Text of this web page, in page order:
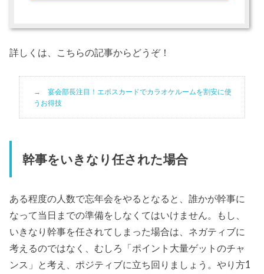
詳しくは、こちらの記事からどうぞ！
宴会部長注目！エポスカードでカラオケルームを割安に使
うお得技
幹事をいきなり任された場合
ある程度の人数で忘年会をやるとなると、誰かが幹事に
なって当日までの準備をしなくてはいけません。もし、
いきなり幹事を任されてしまった場合は、ネガティブに
考えるのではなく、むしろ「ポイント大量ゲットのチャ
ンス」と考え、ポジティブに立ち回りましょう。やり方1